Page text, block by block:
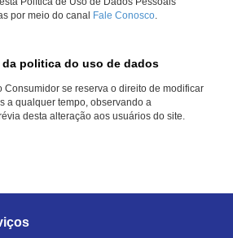
por meio do canal Fale Conosco.
da politica do uso de dados
Consumidor se reserva o direito de modificar
a qualquer tempo, observando a
desta alteração aos usuários do site.